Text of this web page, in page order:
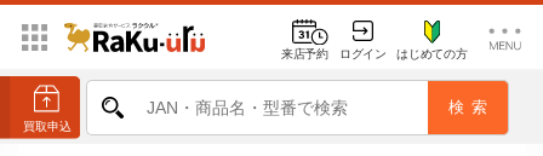
来店予約 ログイン はじめての方